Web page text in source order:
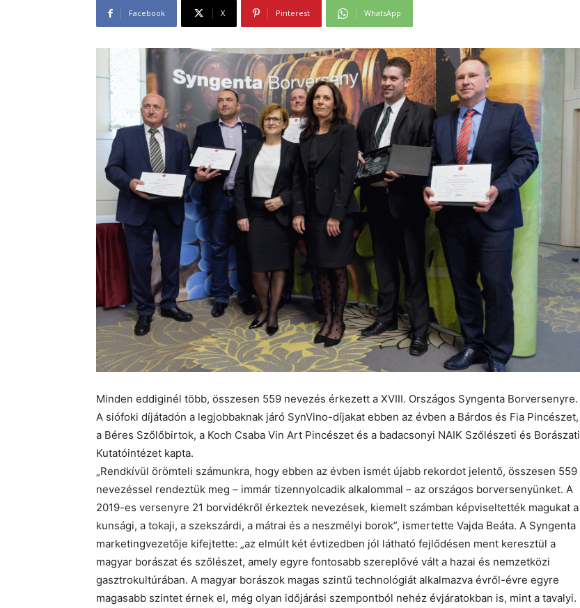
Facebook X Pinterest WhatsApp
Minden eddiginél több, összesen 559 nevezés érkezett a XVIII. Országos Syngenta Borversenyre.
A siófoki díjátadón a legjobbaknak járó SynVino-díjakat ebben az évben a Bárdos és Fia Pincészet,
a Béres Szőlőbirtok, a Koch Csaba Vin Art Pincészet és a badacsonyi NAIK Szőlészeti és Borászati
Kutatóintézet kapta.
„Rendkívül örömteli számunkra, hogy ebben az évben ismét újabb rekordot jelentő, összesen 559
nevezéssel rendeztük meg – immár tizennyolcadik alkalommal – az országos borversenyünket. A
2019-es versenyre 21 borvidékről érkeztek nevezések, kiemelt számban képviseltették magukat a
kunsági, a tokaji, a szekszárdi, a mátrai és a neszmélyi borok”, ismertette Vajda Beáta. A Syngenta
marketingvezetője kifejtette: „az elmúlt két évtizedben jól látható fejlődésen ment keresztül a
magyar borászat és szőlészet, amely egyre fontosabb szereplővé vált a hazai és nemzetközi
gasztrokultúrában. A magyar borászok magas szintű technológiát alkalmazva évről-évre egyre
magasabb szintet érnek el, még olyan időjárási szempontból nehéz évjáratokban is, mint a tavalyi.